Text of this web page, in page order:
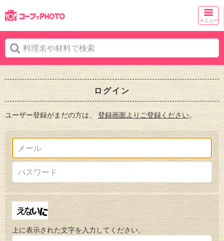
メニュー
ログイン
ユーザー登録がまだの方は、 登録画面よりご登録ください。
上に表示された文字を入力してください。